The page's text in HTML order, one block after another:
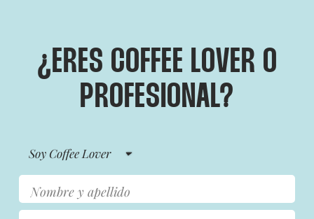
¿ERES COFFEE LOVER O
PROFESIONAL?